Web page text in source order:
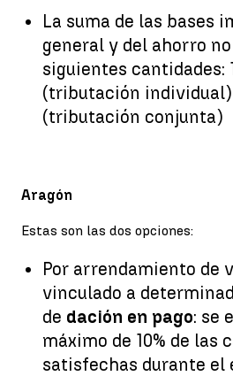
La suma de las bases
general y del ahorro
siguientes cantidades:
(tributación individual)
(tributación conjunta)
Aragón
Estas son las dos opciones:
Por arrendamiento de
vinculado a
de dación en pago: se
máximo de 10% de las
satisfechas durante el